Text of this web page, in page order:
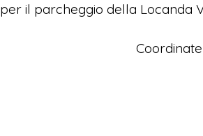
per il parcheggio della Locanda